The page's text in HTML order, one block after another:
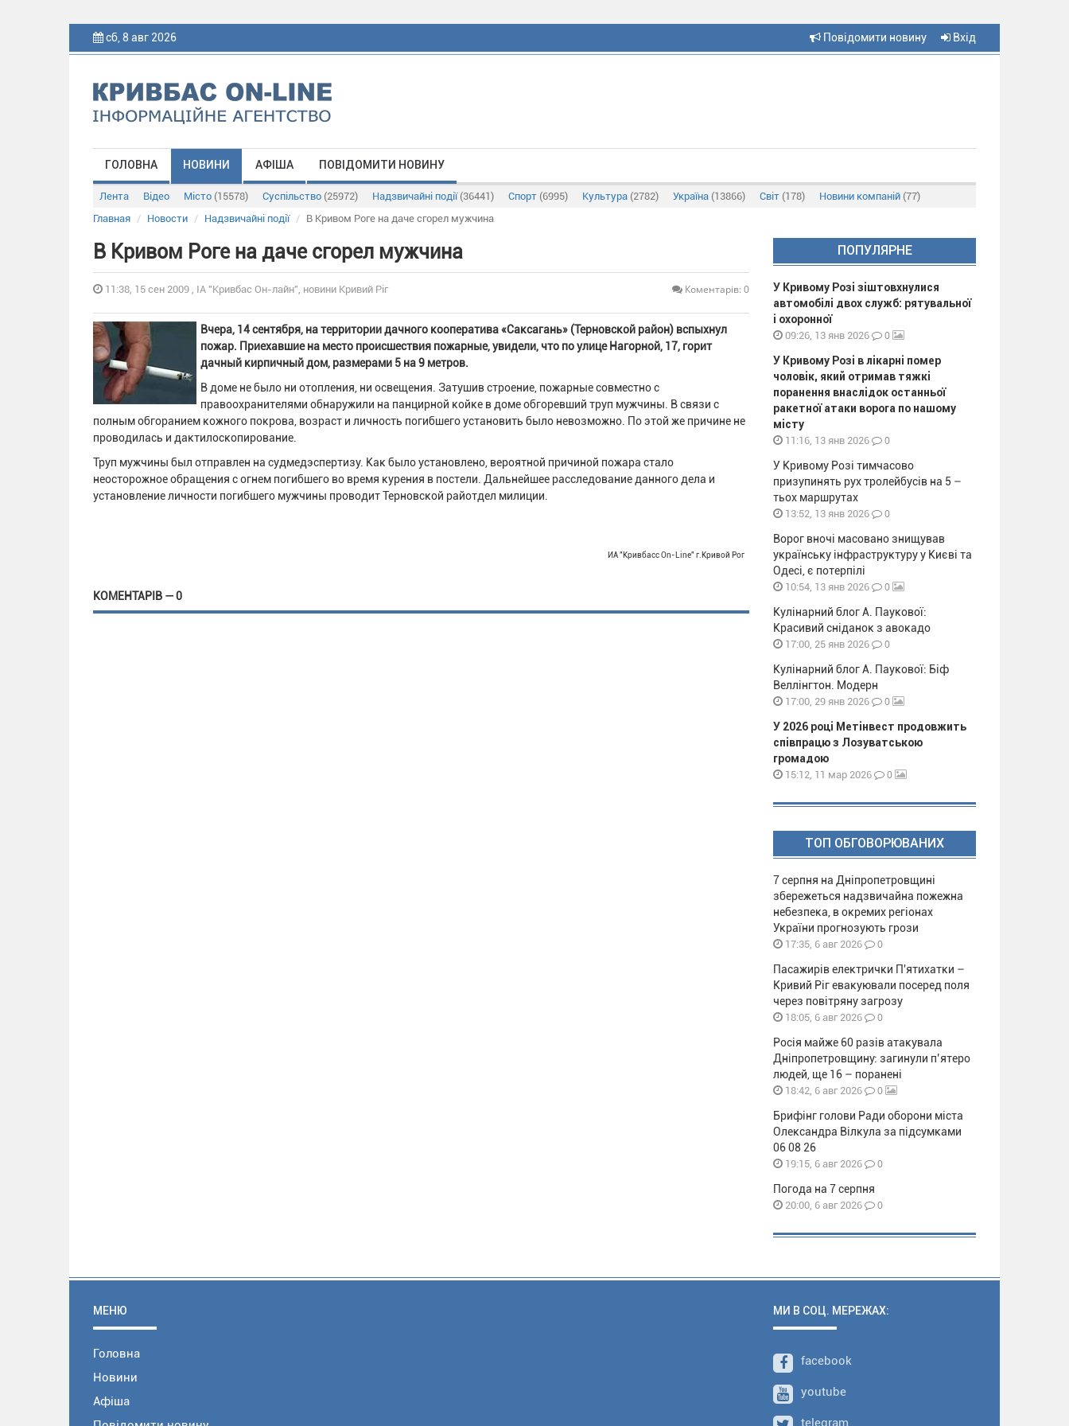
сб, 8 авг 2026 Повідомити новину Вхід
ГОЛОВНА НОВИНИ АФІША ПОВІДОМИТИ НОВИНУ
Лента Відео Місто (15578) Суспільство (25972) Надзвичайні події (36441) Спорт (6995) Культура (2782) Україна (13866) Світ (178) Новини компаній (77)
Главная
Новости Надзвичайні події В Кривом Роге на даче сгорел мужчина
В Кривом Роге на даче сгорел мужчина
11:38, 15 сен 2009 , ІА "Кривбас Он-лайн", новини Кривий Ріг Коментарів: 0
Вчера, 14 сентября, на территории дачного кооператива «Саксагань» (Терновской район) вспыхнул
пожар. Приехавшие на место происшествия пожарные, увидели, что по улице Нагорной, 17, горит
дачный кирпичный дом, размерами 5 на 9 метров.
В доме не было ни отопления, ни освещения. Затушив строение, пожарные совместно с
правоохранителями обнаружили на панцирной койке в доме обгоревший труп мужчины. В связи с
полным обгоранием кожного покрова, возраст и личность погибшего установить было невозможно. По этой же причине не
проводилась и дактилоскопирование.
Труп мужчины был отправлен на судмедэспертизу. Как было установлено, вероятной причиной пожара стало
неосторожное обращения с огнем погибшего во время курения в постели. Дальнейшее расследование данного дела и
установление личности погибшего мужчины проводит Терновской райотдел милиции.
ИА "Кривбасс On-Line" г.Кривой Рог
КОМЕНТАРІВ — 0
ПОПУЛЯРНЕ
У Кривому Розі зіштовхнулися
автомобілі двох служб: рятувальної
і охоронної
09:26, 13 янв 2026 0
У Кривому Розі в лікарні помер
чоловік, який отримав тяжкі
поранення внаслідок останньої
ракетної атаки ворога по нашому
місту
11:16, 13 янв 2026 0
У Кривому Розі тимчасово
призупинять рух тролейбусів на 5 –
тьох маршрутах
13:52, 13 янв 2026 0
Ворог вночі масовано знищував
українську інфраструктуру у Києві та
Одесі, є потерпілі
10:54, 13 янв 2026 0
Кулінарний блог А. Паукової:
Красивий сніданок з авокадо
17:00, 25 янв 2026 0
Кулінарний блог А. Паукової: Біф
Веллінгтон. Модерн
17:00, 29 янв 2026 0
У 2026 році Метінвест продовжить
співпрацю з Лозуватською
громадою
15:12, 11 мар 2026 0
ТОП ОБГОВОРЮВАНИХ
7 серпня на Дніпропетровщині
збережеться надзвичайна пожежна
небезпека, в окремих регіонах
України прогнозують грози
17:35, 6 авг 2026 0
Пасажирів електрички П'ятихатки –
Кривий Ріг евакуювали посеред поля
через повітряну загрозу
18:05, 6 авг 2026 0
Росія майже 60 разів атакувала
Дніпропетровщину: загинули п’ятеро
людей, ще 16 – поранені
18:42, 6 авг 2026 0
Брифінг голови Ради оборони міста
Олександра Вілкула за підсумками
06 08 26
19:15, 6 авг 2026 0
Погода на 7 серпня
20:00, 6 авг 2026 0
МЕНЮ
Головна
Новини
Афіша
МИ В СОЦ. МЕРЕЖАХ:
facebook
youtube
telegram